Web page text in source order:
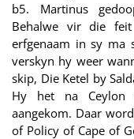
b5. Martinus
Behalwe vir die
erfgenaam in sy ma
verskyn hy weer
skip, Die Ketel by
Hy het na Ceylon
aangekom. Daar
of Policy of Cape of